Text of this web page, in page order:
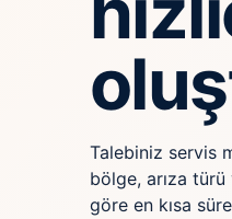
Talebiniz servis
bölge, arıza
göre en kısa